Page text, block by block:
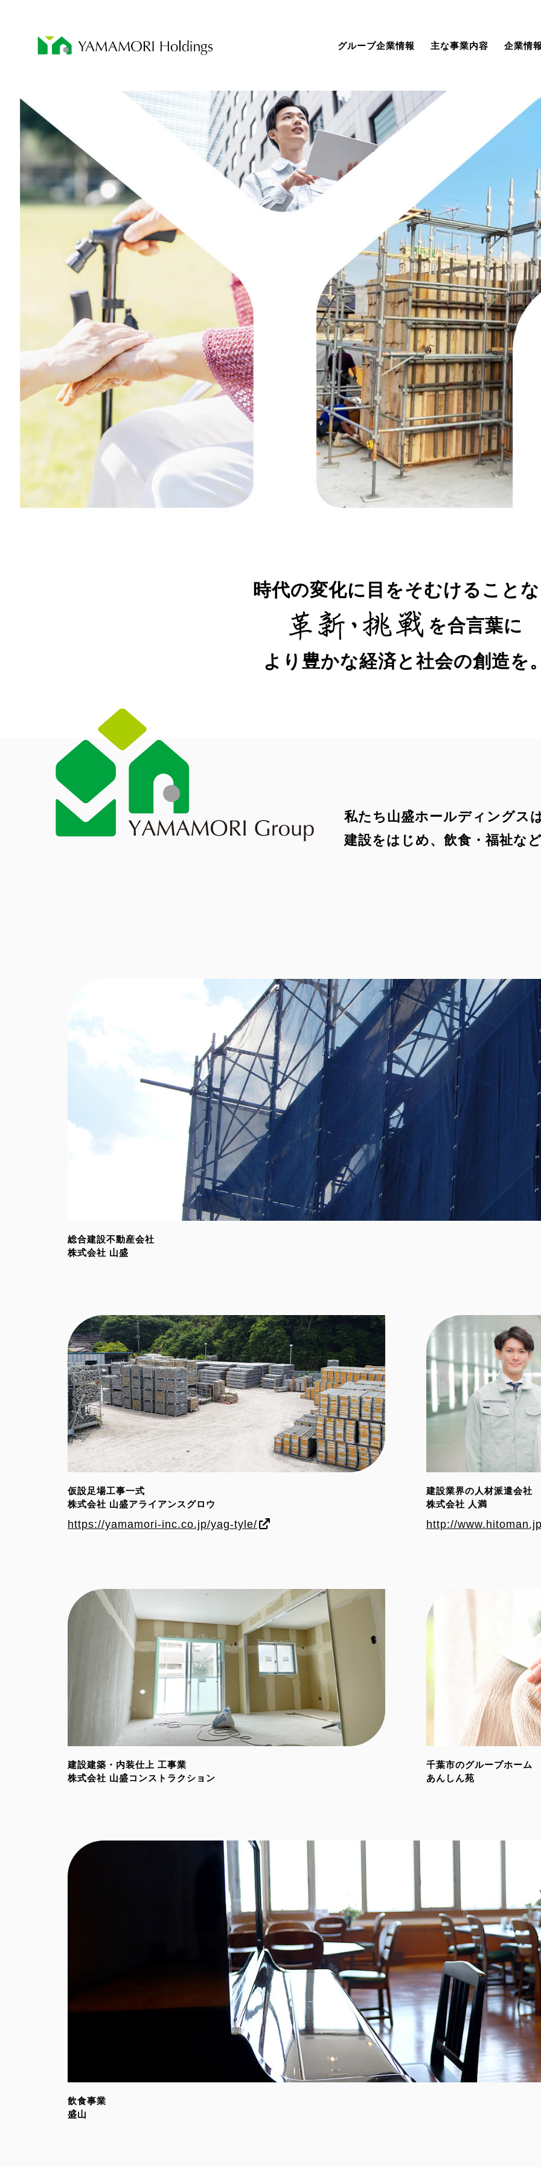
グループ企業情報 主な事業内容 企業情
時代の変化に目をそむけること
を合言葉に
より豊かな経済と社会の創造を
私たち山盛ホールディングス
建設をはじめ、飲食・福祉な
総合建設不動産会社
株式会社 山盛
仮設足場工事一式
株式会社 山盛アライアンスグロウ
https://yamamori-inc.co.jp/yag-tyle/
建設業界の人材派遣会社
株式会社 人満
http://
建設建築・内装仕上 工事業
株式会社 山盛コンストラクション
千葉市のグループホーム
あんしん苑
飲食事業
盛山